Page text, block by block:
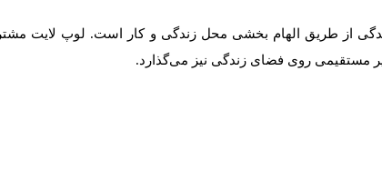
از طریق الهام بخشی محل زندگی و کار است. لوپ لایت
مستقیمی روی فضای زندگی نیز می‌گذارد.